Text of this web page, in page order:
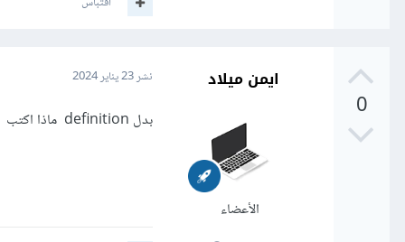
0
ايمن ميلاد
الأعضاء
نشر23 يناير 2024
بدل definition ماذا اكتب